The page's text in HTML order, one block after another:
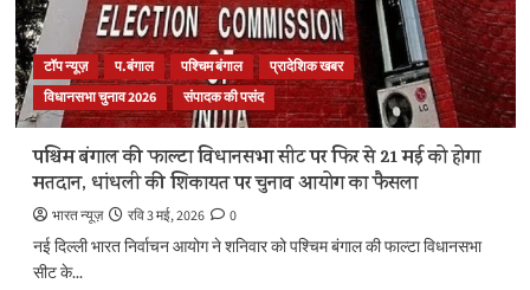
बंगाल
नए
CM
की
शपथ?
राज्यपाल
के
पास
क्या
विकल्प
के
टॉप न्यूज़ प.बंगाल पश्चिम बंगाल
प्रादेशिक खबर
विधानसभा चुनाव 2026
संपादक की पसंद
पश्चिम बंगाल की फाल्टा विधानसभा सीट पर फिर से 21 मई को होगा
मतदान, धांधली की शिकायत पर चुनाव आयोग का फैसला
भारत न्यूज़ रवि 3 मई, 2026
0
नई दिल्ली भारत निर्वाचन आयोग ने शनिवार को पश्चिम बंगाल की फाल्टा विधानसभा
सीट के...